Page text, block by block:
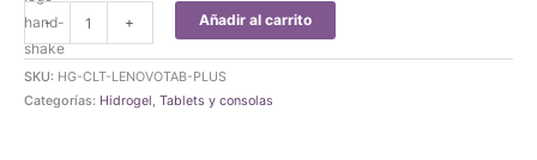
-
Film
Hidrogel
Protector
Tablet
+ Añadir al carrito
SKU: HG-CLT-LENOVOTAB-PLUS
Categorías: Hidrogel , Tablets y consolas